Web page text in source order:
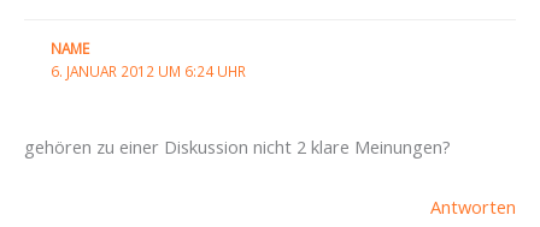
NAME
6. JANUAR 2012 UM 6:24 UHR
gehören zu einer Diskussion nicht 2 klare Meinungen?
Antworten